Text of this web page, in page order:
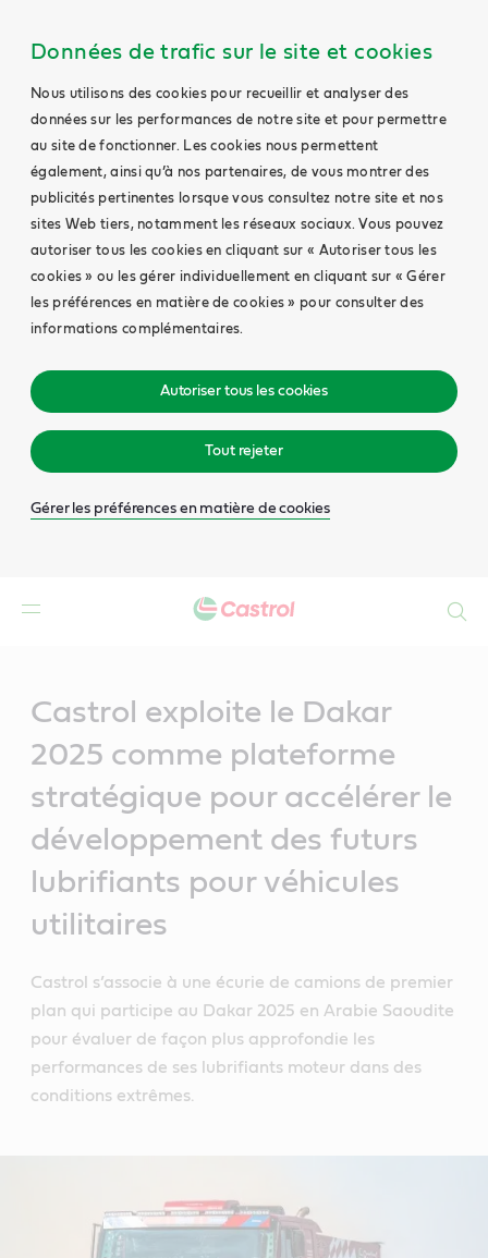
Données de trafic sur le site et cookies
Nous utilisons des cookies pour recueillir et analyser des
données sur les performances de notre site et pour permettre
au site de fonctionner. Les cookies nous permettent
également, ainsi qu’à nos partenaires, de vous montrer des
publicités pertinentes lorsque vous consultez notre site et nos
sites Web tiers, notamment les réseaux sociaux. Vous pouvez
autoriser tous les cookies en cliquant sur « Autoriser tous les
cookies » ou les gérer individuellement en cliquant sur « Gérer
les préférences en matière de cookies » pour consulter des
informations complémentaires.
Autoriser tous les cookies
Tout rejeter
Gérer les préférences en matière de cookies
Castrol exploite le Dakar
2025 comme plateforme
stratégique pour accélérer le
développement des futurs
lubrifiants pour véhicules
utilitaires
Castrol s’associe à une écurie de camions de premier
plan qui participe au Dakar 2025 en Arabie Saoudite
pour évaluer de façon plus approfondie les
performances de ses lubrifiants moteur dans des
conditions extrêmes.